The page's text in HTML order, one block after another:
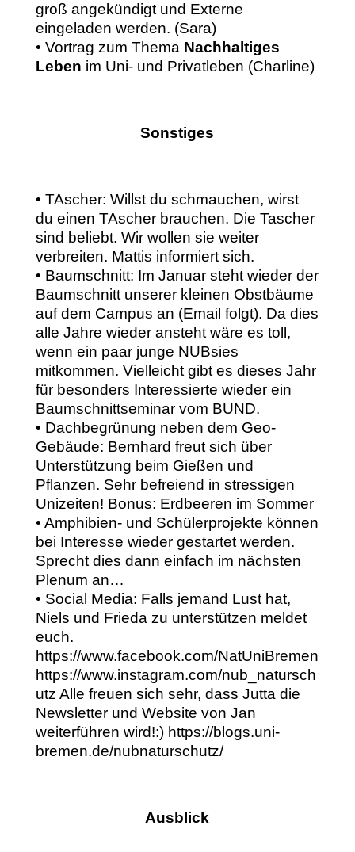
groß angekündigt und Externe
eingeladen werden. (Sara)
• Vortrag zum Thema Nachhaltiges
Leben im Uni- und Privatleben (Charline)
Sonstiges
• TAscher: Willst du schmauchen, wirst
du einen TAscher brauchen. Die Tascher
sind beliebt. Wir wollen sie weiter
verbreiten. Mattis informiert sich.
• Baumschnitt: Im Januar steht wieder der
Baumschnitt unserer kleinen Obstbäume
auf dem Campus an (Email folgt). Da dies
alle Jahre wieder ansteht wäre es toll,
wenn ein paar junge NUBsies
mitkommen. Vielleicht gibt es dieses Jahr
für besonders Interessierte wieder ein
Baumschnittseminar vom BUND.
• Dachbegrünung neben dem Geo-
Gebäude: Bernhard freut sich über
Unterstützung beim Gießen und
Pflanzen. Sehr befreiend in stressigen
Unizeiten! Bonus: Erdbeeren im Sommer
• Amphibien- und Schülerprojekte können
bei Interesse wieder gestartet werden.
Sprecht dies dann einfach im nächsten
Plenum an…
• Social Media: Falls jemand Lust hat,
Niels und Frieda zu unterstützen meldet
euch.
https://www.facebook.com/NatUniBremen
https://www.instagram.com/nub_natursch
utz Alle freuen sich sehr, dass Jutta die
Newsletter und Website von Jan
weiterführen wird!:) https://blogs.uni-
bremen.de/nubnaturschutz/
Ausblick